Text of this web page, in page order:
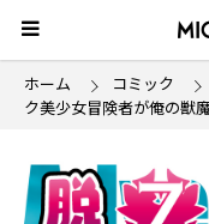
ホーム コミック
ク美少女冒険者が俺の獣